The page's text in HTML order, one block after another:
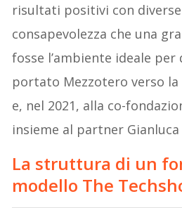
risultati positivi con
consapevolezza che una
fosse l’ambiente ideale per
portato Mezzotero verso
e, nel 2021, alla co-
insieme al partner Gianluca
La struttura di un
modello The